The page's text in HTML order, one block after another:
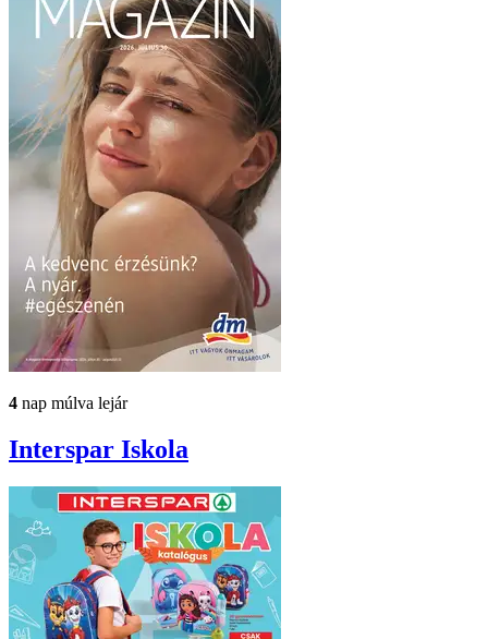
4 nap múlva lejár
Interspar Iskola